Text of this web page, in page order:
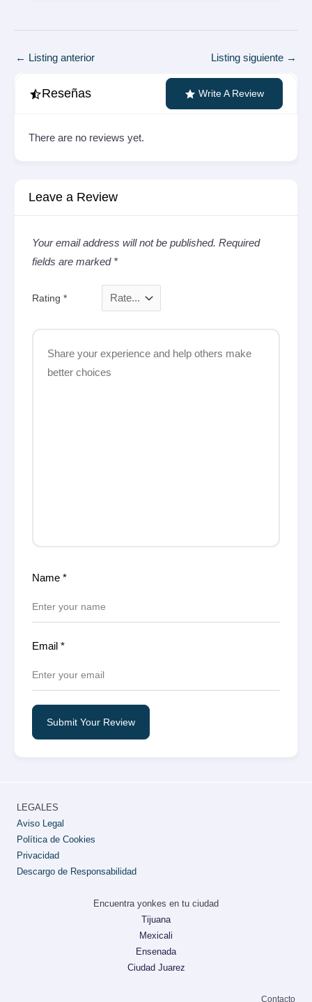
Navegación
entradas
← Listing anterior Listing siguiente →
Reseñas Write A Review
There are no reviews yet.
Leave a Review
Your email address will not be published. Required
fields are marked *
Rating *
Name *
Email *
Submit Your Review
LEGALES
Aviso Legal
Política de Cookies
Privacidad
Descargo de Responsabilidad
Encuentra yonkes en tu ciudad
Tijuana
Mexicali
Ensenada
Ciudad Juarez
Contacto